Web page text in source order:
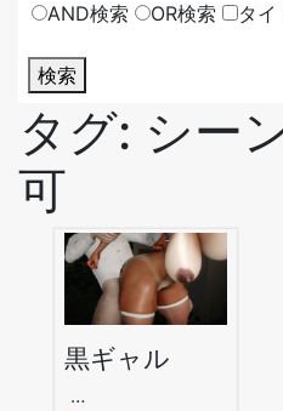
AND検索 OR検索 タ
検索
タグ: シー
可
黒ギャル
…